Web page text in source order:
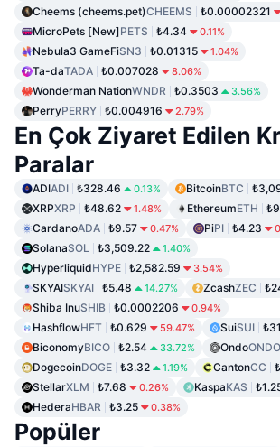
Cheems (cheems.pet)CHEEMS ₺0.00002321
MicroPets [New]PETS ₺4.34 0.11%
Nebula3 GameFiSN3 ₺0.01315 1.04%
Ta-daTADA ₺0.007028 8.06%
Wonderman NationWNDR ₺0.3503 3.56%
PerryPERRY ₺0.004916 2.79%
En Çok Ziyaret Edilen
Paralar
ADIADI ₺328.46 0.13% BitcoinBTC
XRPXRP ₺48.62 1.48% EthereumETH
CardanoADA ₺9.57 0.47% PiPI ₺4.23
SolanaSOL ₺3,509.22 1.40%
HyperliquidHYPE ₺2,582.59 3.54%
SKYAISKYAI ₺5.48 14.27% ZcashZEC
Shiba InuSHIB ₺0.0002206 0.94%
HashflowHFT ₺0.629 59.47% SuiSUI
BiconomyBICO ₺2.54 33.72% OndoONDO
DogecoinDOGE ₺3.32 1.19% CantonCC
StellarXLM ₺7.68 0.26% KaspaKAS
HederaHBAR ₺3.25 0.38%
Popüler